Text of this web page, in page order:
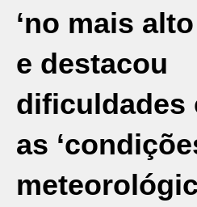
‘no mais
e destacou
dificuldades
as